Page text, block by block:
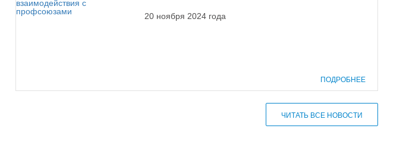
20 ноября 2024 года
ПОДРОБНЕЕ
ЧИТАТЬ ВСЕ НОВОСТИ